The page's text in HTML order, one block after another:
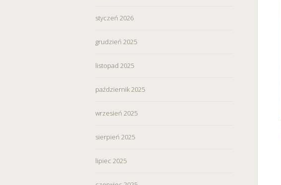
styczeń 2026
grudzień 2025
listopad 2025
październik 2025
wrzesień 2025
sierpień 2025
lipiec 2025